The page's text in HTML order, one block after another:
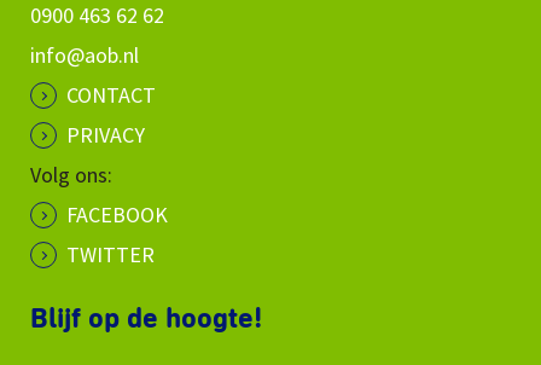
0900 463 62 62
info@aob.nl
CONTACT
PRIVACY
Volg ons:
FACEBOOK
TWITTER
Blijf op de hoogte!